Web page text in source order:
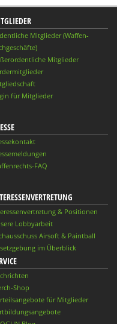
Mitglieder (Waffen-
Mitglieder
für Mitglieder
FAQ
& Positionen
Lobbyarbeit
Airsoft & Paintball
im Überblick
Shop
für Mitglieder